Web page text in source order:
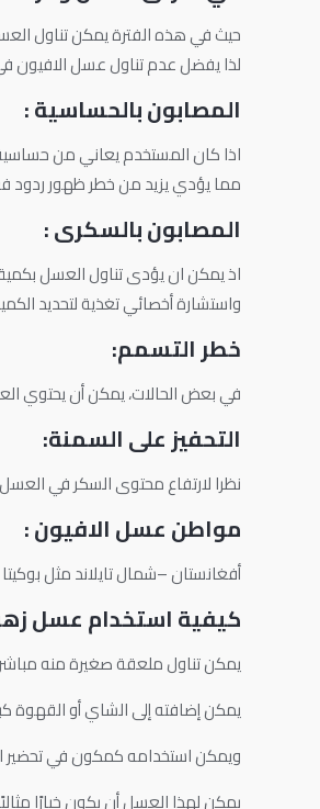
حيث في هذه الفترة يمكن تناول
لذا يفضل عدم تناول عسل الافيون
المصابون بالحساسية :
اذا كان المستخدم يعاني من
مما يؤدي يزيد من خطر ظهور ردود
المصابون بالسكرى :
اذ يمكن ان يؤدى تناول العسل
واستشارة أخصائي تغذية لتحديد
خطر التسمم:
في بعض الحالات، يمكن أن يحتوي
التحفيز على السمنة:
نظرا لارتفاع محتوى السكر في
مواطن عسل الافيون :
أفغانستان –شمال تايلاند مثل بوكيتا
كيفية استخدام عسل
يمكن تناول ملعقة صغيرة منه
يمكن إضافته إلى الشاي أو
ويمكن استخدامه كمكون في تحضير
يمكن لهذا العسل أن يكون خيارًا